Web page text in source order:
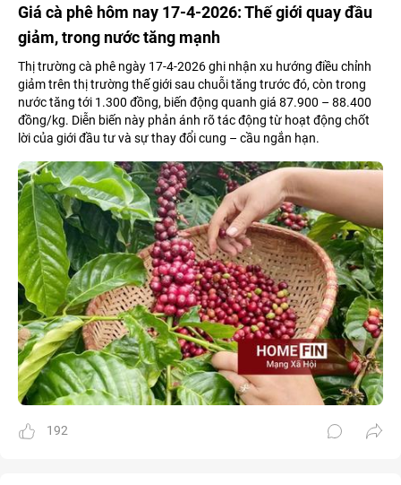
Giá cà phê hôm nay 17-4-2026: Thế giới quay đầu
giảm, trong nước tăng mạnh
Thị trường cà phê ngày 17-4-2026 ghi nhận xu hướng điều chỉnh
giảm trên thị trường thế giới sau chuỗi tăng trước đó, còn trong
nước tăng tới 1.300 đồng, biến động quanh giá 87.900 – 88.400
đồng/kg. Diễn biến này phản ánh rõ tác động từ hoạt động chốt
lời của giới đầu tư và sự thay đổi cung – cầu ngắn hạn.
192